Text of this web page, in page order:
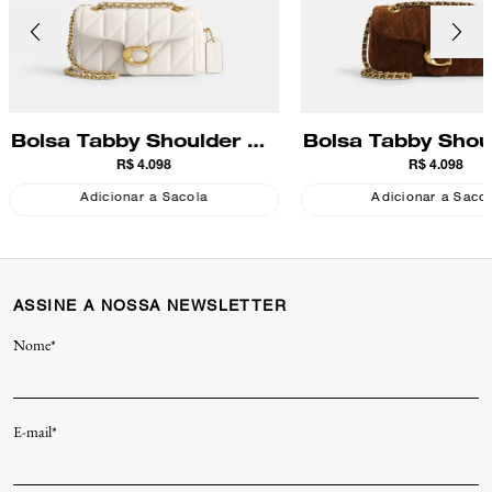
Bolsa Tabby Shoulder 20
With Quilting Coach
R$ 4.098
Adicionar a Sacola
Bolsa Tabby
With Quilting
Coach
R$ 4.098
Adicionar a
ASSINE A NOSSA NEWSLETTER
Nome*
E-mail*